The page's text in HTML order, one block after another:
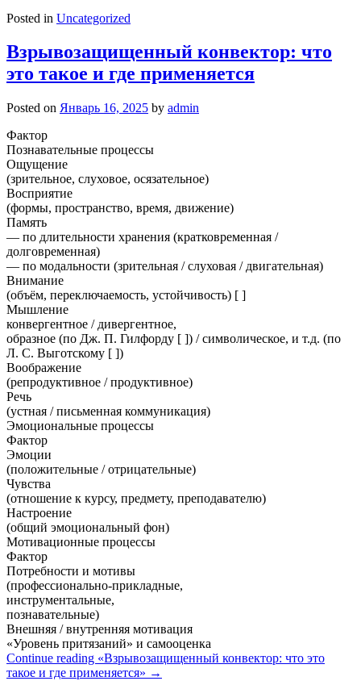
Posted in Uncategorized
Взрывозащищенный конвектор: что
это такое и где применяется
Posted on Январь 16, 2025 by admin
Фактор
Познавательные процессы
Ощущение
(зрительное, слуховое, осязательное)
Восприятие
(формы, пространство, время, движение)
Память
— по длительности хранения (кратковременная /
долговременная)
— по модальности (зрительная / слуховая / двигательная)
Внимание
(объём, переключаемость, устойчивость) [ ]
Мышление
конвергентное / дивергентное,
образное (по Дж. П. Гилфорду [ ]) / символическое, и т.д. (по
Л. С. Выготскому [ ])
Воображение
(репродуктивное / продуктивное)
Речь
(устная / письменная коммуникация)
Эмоциональные процессы
Фактор
Эмоции
(положительные / отрицательные)
Чувства
(отношение к курсу, предмету, преподавателю)
Настроение
(общий эмоциональный фон)
Мотивационные процессы
Фактор
Потребности и мотивы
(профессионально-прикладные,
инструментальные,
познавательные)
Внешняя / внутренняя мотивация
«Уровень притязаний» и самооценка
Continue reading «Взрывозащищенный конвектор: что это
такое и где применяется» →